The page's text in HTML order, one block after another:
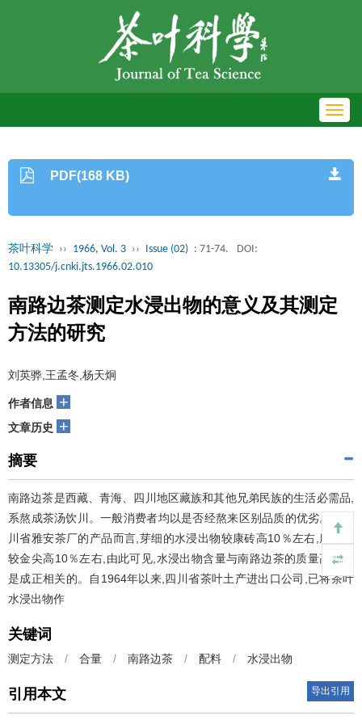
PDF(168 KB)
茶叶科学 ›› 1966, Vol. 3 ›› Issue (02) : 71-74.
DOI:
10.13305/j.cnki.jts.1966.02.010
南路边茶测定水浸出物的意义及其测定
方法的研究
刘英骅,王孟冬,杨天炯
作者信息 +
文章历史 +
摘要
南路边茶是西藏、青海、四川地区藏族和其他兄弟民族的生活必需品,
系熬成茶汤饮川。一般消费者均以是否经熬来区别品质的优劣。就四
川省雅安茶厂的产品而言,芽细的水浸出物较康砖高10％左右,康砖又
较金尖高10％左右,由此可见,水浸出物含量与南路边茶的质量高低确
是成正相关的。自1964年以来,四川省茶叶土产进出口公司,已将茶叶
水浸出物作
关键词
测定方法 / 合量 / 南路边茶 / 配料 / 水浸出物
引用本文 导出引用